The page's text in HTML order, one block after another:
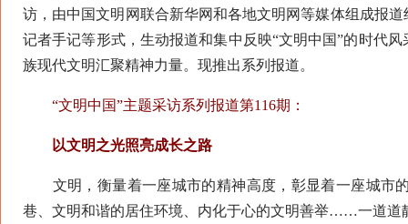
访，由中国文明网联合新华网和各地文明网等媒体组成报
记者手记等形式，生动报道和集中反映“文明中国”的时代
族现代文明汇聚精神力量。现推出系列报道。
“文明中国”主题采访系列报道第116期：
以文明之光照亮成长之路
文明，衡量着一座城市的精神高度，彰显着一座城市
巷、文明和谐的居住环境、内化于心的文明善举……一道道